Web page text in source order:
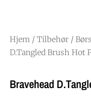
Hjem / Tilbehør /
D.Tangled Brush Hot
Bravehead